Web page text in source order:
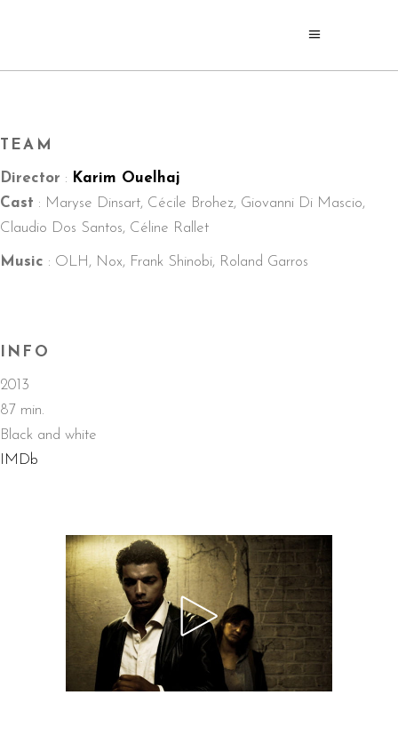
TEAM
Director : Karim Ouelhaj
Cast : Maryse Dinsart, Cécile Brohez, Giovanni Di Mascio,
Claudio Dos Santos, Céline Rallet
Music : OLH, Nox, Frank Shinobi, Roland Garros
INFO
2013
87 min.
Black and white
IMDb